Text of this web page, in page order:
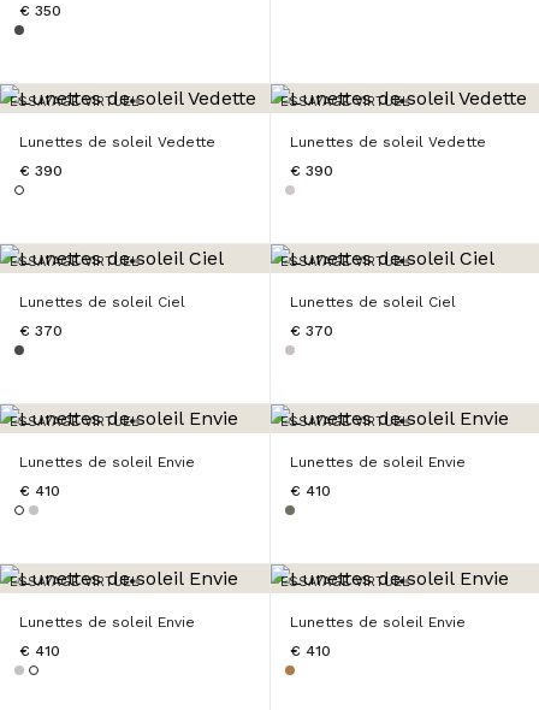
€ 350
ESSAYAGE VIRTUEL
Lunettes de soleil Vedette
€ 390
ESSAYAGE VIRTUEL
Lunettes de soleil Vedette
€ 390
ESSAYAGE VIRTUEL
Lunettes de soleil Ciel
€ 370
ESSAYAGE VIRTUEL
Lunettes de soleil Ciel
€ 370
ESSAYAGE VIRTUEL
Lunettes de soleil Envie
€ 410
ESSAYAGE VIRTUEL
Lunettes de soleil Envie
€ 410
ESSAYAGE VIRTUEL
Lunettes de soleil Envie
€ 410
ESSAYAGE VIRTUEL
Lunettes de soleil Envie
€ 410